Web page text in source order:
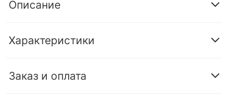
Описание
Характеристики
Заказ и оплата